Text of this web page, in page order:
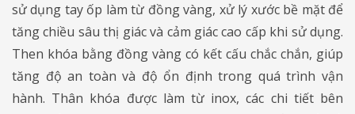
sử dụng tay ốp làm từ đồng vàng, xử lý xước bề mặt để
tăng chiều sâu thị giác và cảm giác cao cấp khi sử dụng.
Then khóa bằng đồng vàng có kết cấu chắc chắn, giúp
tăng độ an toàn và độ ổn định trong quá trình vận
hành. Thân khóa được làm từ inox, các chi tiết bên